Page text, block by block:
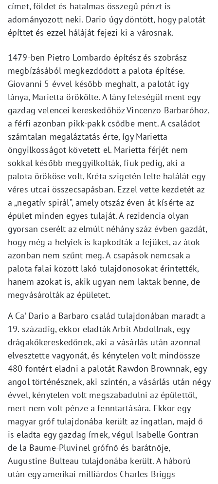
címet, földet és hatalmas összegű pénzt is
adományozott neki. Dario úgy döntött, hogy palotát
építtet és ezzel háláját fejezi ki a városnak.
1479-ben Pietro Lombardo építész és szobrász
megbízásából megkezdődött a palota építése.
Giovanni 5 évvel később meghalt, a palotát így
lánya, Marietta örökölte. A lány feleségül ment egy
gazdag velencei kereskedőhöz Vincenzo Barbaróhoz,
a férfi azonban pikk-pakk csődbe ment. A családot
számtalan megaláztatás érte, így Marietta
öngyilkosságot követett el. Marietta férjét nem
sokkal később meggyilkolták, fiuk pedig, aki a
palota örököse volt, Kréta szigetén lelte halálát egy
véres utcai összecsapásban. Ezzel vette kezdetét az
a „negatív spirál”, amely ötszáz éven át kísérte az
épület minden egyes tulaját. A rezidencia olyan
gyorsan cserélt az elmúlt néhány száz évben gazdát,
hogy még a helyiek is kapkodták a fejüket, az átok
azonban nem szűnt meg. A csapások nemcsak a
palota falai között lakó tulajdonosokat érintették,
hanem azokat is, akik ugyan nem laktak benne, de
megvásárolták az épületet.
A Ca’ Dario a Barbaro család tulajdonában maradt a
19. századig, ekkor eladták Arbit Abdollnak, egy
drágakőkereskedőnek, aki a vásárlás után azonnal
elvesztette vagyonát, és kénytelen volt mindössze
480 fontért eladni a palotát Rawdon Brownnak, egy
angol történésznek, aki szintén, a vásárlás után négy
évvel, kénytelen volt megszabadulni az épülettől,
mert nem volt pénze a fenntartására. Ekkor egy
magyar gróf tulajdonába került az ingatlan, majd ő
is eladta egy gazdag írnek, végül Isabelle Gontran
de la Baume-Pluvinel grófnő és barátnője,
Augustine Bulteau tulajdonába került. A háború
után egy amerikai milliárdos Charles Briggs